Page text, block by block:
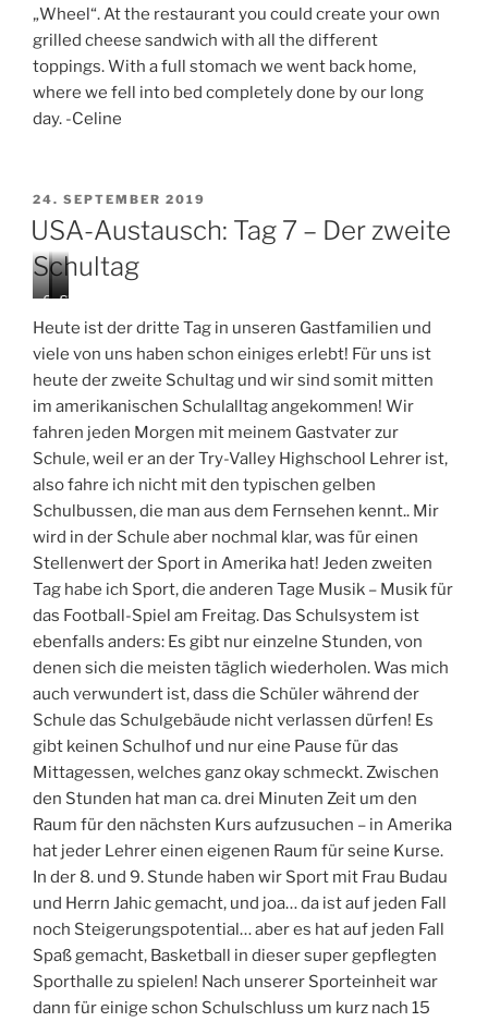
„Wheel“. At the restaurant you could create your own
grilled cheese sandwich with all the different
toppings. With a full stomach we went back home,
where we fell into bed completely done by our long
day. -Celine
VERÖFFENTLICHT
AM
24. SEPTEMBER 2019
USA-Austausch: Tag 7 – Der zweite
Schultag
S
o
c
e
r
G
m
e
V
o
l
e
y
l
l
G
a
m
e
S
p
r
t
s
t
h
e
8
t
h
a
n
9
t
h
Heute ist der dritte Tag in unseren Gastfamilien und
viele von uns haben schon einiges erlebt! Für uns ist
heute der zweite Schultag und wir sind somit mitten
im amerikanischen Schulalltag angekommen! Wir
fahren jeden Morgen mit meinem Gastvater zur
Schule, weil er an der Try-Valley Highschool Lehrer ist,
also fahre ich nicht mit den typischen gelben
Schulbussen, die man aus dem Fernsehen kennt.. Mir
wird in der Schule aber nochmal klar, was für einen
Stellenwert der Sport in Amerika hat! Jeden zweiten
Tag habe ich Sport, die anderen Tage Musik – Musik für
das Football-Spiel am Freitag. Das Schulsystem ist
ebenfalls anders: Es gibt nur einzelne Stunden, von
denen sich die meisten täglich wiederholen. Was mich
auch verwundert ist, dass die Schüler während der
Schule das Schulgebäude nicht verlassen dürfen! Es
gibt keinen Schulhof und nur eine Pause für das
Mittagessen, welches ganz okay schmeckt. Zwischen
den Stunden hat man ca. drei Minuten Zeit um den
Raum für den nächsten Kurs aufzusuchen – in Amerika
hat jeder Lehrer einen eigenen Raum für seine Kurse.
In der 8. und 9. Stunde haben wir Sport mit Frau Budau
und Herrn Jahic gemacht, und joa… da ist auf jeden Fall
noch Steigerungspotential… aber es hat auf jeden Fall
Spaß gemacht, Basketball in dieser super gepflegten
Sporthalle zu spielen! Nach unserer Sporteinheit war
dann für einige schon Schulschluss um kurz nach 15